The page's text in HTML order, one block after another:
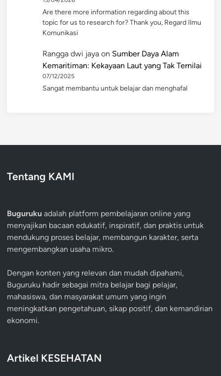
Are there more information regarding about this
topic for us to research for? Thank you, Regard Ilmu
Komunikasi
Rangga dwi jaya on Sumber Daya Alam
Kemaritiman: Kekayaan Laut yang Tak Ternilai
07/12/2025
Sangat membantu untuk belajar dan menghafal
Tentang KAMI
Buguruku adalah platform pembelajaran online yang
menyajikan bacaan edukatif, inspiratif, dan praktis untuk
mendukung proses belajar, membangun karakter, serta
mengembangkan usaha mikro.
Dengan konten yang relevan dan mudah dipahami,
Buguruku hadir sebagai mitra belajar bagi pelajar,
mahasiswa, dan masyarakat umum yang ingin
meningkatkan pengetahuan, sikap positif, dan kemandirian
ekonomi.
Artikel KESEHATAN